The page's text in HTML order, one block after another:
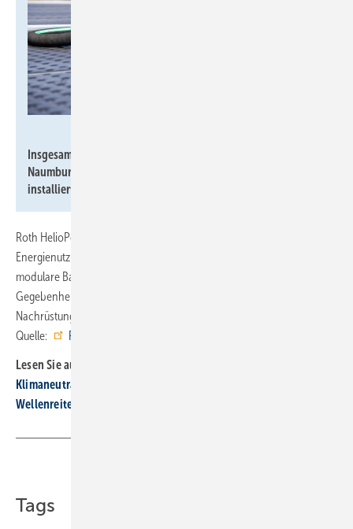
Insgesamt wurden auf dem Flachdach der Anlage im
Naumburger Freibad insgesamt 130 Roth HelioPool Absorber
installiert. Sie decken eine Fläche von 286 m
Roth HelioPool zeichnet sich laut Hersteller durch intelligente
Energienutzung, einfache Montage und Wirtschaftlichkeit aus. Die
modulare Bauweise ermöglicht eine flexible Anpassung an die
Gegebenheiten vor Ort. Das System eignet sich für Neubauten und zur
Nachrüstung bestehender Anlagen. ■
Quelle:
Roth Werke
Lesen Sie auch:
Klimaneutrale Wärme durch Erd­becken­speicher und Solar­thermie
Wellenreiten, chillen und arbeiten unter einem Dach
Tags